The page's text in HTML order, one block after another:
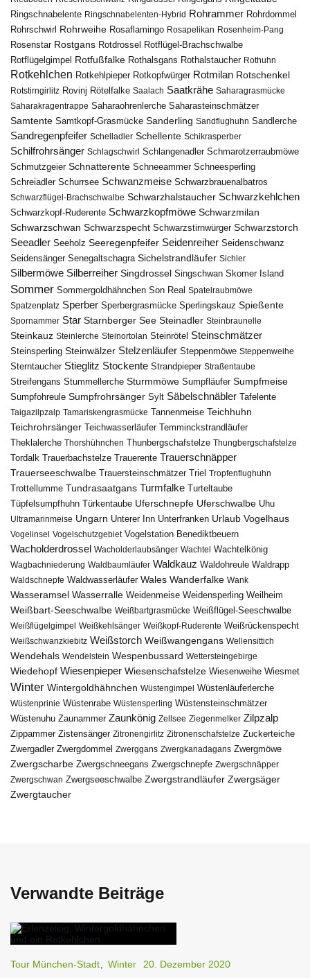
Ringschnabelente Ringschnabelenten-Hybrid Rohrammer Rohrdommel
Rohrschwirl Rohrweihe Rosaflamingo Rosapelikan Rosenheim-Pang
Rosenstar Rostgans Rotdrossel
Rotflügel-Brachschwalbe
Rotflügelgimpel Rotfußfalke Rothalsgans Rothalstaucher Rothuhn
Rotkehlchen Rotkehlpieper Rotkopfwürger Rotmilan Rotschenkel
Rotstirngirlitz Rovinj Rötelfalke Saalach Saatkrähe Saharagrasmücke
Saharakragentrappe Saharaohrenlerche Saharasteinschmätzer
Samtente Samtkopf-Grasmücke Sanderling Sandflughuhn Sandlerche
Sandregenpfeifer Schelladler Schellente Schikrasperber
Schilfrohrsänger Schlagschwirl Schlangenadler Schmarotzerraubmöwe
Schmutzgeier Schnatterente Schneeammer Schneesperling
Schreiadler Schurrsee Schwanzmeise Schwarzbrauenalbatros
Schwarzflügel-Brachschwalbe Schwarzhalstaucher Schwarzkehlchen
Schwarzkopf-Ruderente Schwarzkopfmöwe Schwarzmilan
Schwarzschwan Schwarzspecht Schwarzstirnwürger Schwarzstorch
Seeadler Seeholz Seeregenpfeifer Seidenreiher Seidenschwanz
Seidensänger Senegaltschagra Sichelstrandläufer Sichler
Silbermöwe Silberreiher Singdrossel Singschwan Skomer Island
Sommer Sommergoldhähnchen Son Real Spatelraubmöwe
Spatzenplatz Sperber Sperbergrasmücke Sperlingskauz Spießente
Spornammer Star Starnberger See Steinadler Steinbraunelle
Steinkauz Steinlerche Steinortolan Steinrötel Steinschmätzer
Steinsperling Steinwälzer Stelzenläufer Steppenmöwe Steppenweihe
Sterntaucher Stieglitz Stockente Strandpieper Straßentaube
Streifengans Stummellerche Sturmmöwe Sumpfläufer Sumpfmeise
Sumpfohreule Sumpfrohrsänger Sylt Säbelschnäbler Tafelente
Taigazilpzalp Tamariskengrasmücke Tannenmeise Teichhuhn
Teichrohrsänger Teichwasserläufer Temminckstrandläufer
Theklalerche Thorshühnchen Thunbergschafstelze Thungbergschafstelze
Tordalk Trauerbachstelze Trauerente Trauerschnäpper
Trauerseeschwalbe Trauersteinschmätzer Triel Tropfenflughuhn
Trottellumme Tundrasaatgans Turmfalke Turteltaube
Tüpfelsumpfhuhn
Türkentaube Uferschnepfe Uferschwalbe Uhu
Ultramarinmeise Ungarn Unterer Inn Unterfranken Urlaub Vogelhaus
Vogelinsel Vogelschutzgebiet Vogelstation Benediktbeuern
Wacholderdrossel Wacholderlaubsänger Wachtel Wachtelkönig
Wagbachniederung Waldbaumläufer Waldkauz Waldohreule Waldrapp
Waldschnepfe Waldwasserläufer Wales Wanderfalke Wank
Wasseramsel Wasserralle Weidenmeise Weidensperling Weilheim
Weißbart-Seeschwalbe Weißbartgrasmücke Weißflügel-Seeschwalbe
Weißflügelgimpel Weißkehlsänger Weißkopf-Ruderente Weißrückenspecht
Weißschwanzkiebitz Weißstorch Weißwangengans Wellensittich
Wendehals Wendelstein Wespenbussard Wettersteingebirge
Wiedehopf Wiesenpieper Wiesenschafstelze Wiesenweihe Wiesmet
Winter Wintergoldhähnchen Wüstengimpel Wüstenläuferlerche
Wüstenprinie Wüstenrabe Wüstensperling Wüstensteinschmätzer
Wüstenuhu Zaunammer Zaunkönig Zellsee Ziegenmelker Zilpzalp
Zippammer Zistensänger Zitronengirlitz Zitronenschafstelze Zuckerteiche
Zwergadler Zwergdommel Zwerggans Zwergkanadagans Zwergmöwe
Zwergscharbe Zwergschneegans Zwergschnepfe Zwergschnäpper
Zwergschwan Zwergseeschwalbe Zwergstrandläufer Zwergsäger
Zwergtaucher
Verwandte Beiträge
Tour München-Stadt Winter 20. Dezember 2020